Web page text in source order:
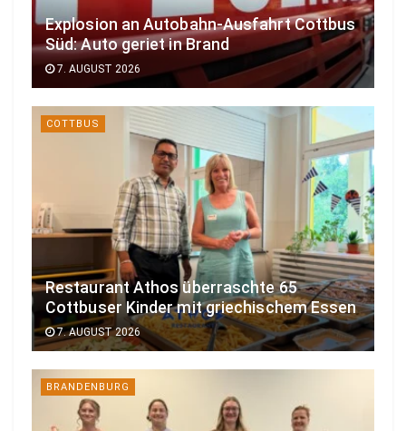
Explosion an Autobahn-Ausfahrt Cottbus
Süd: Auto geriet in Brand
7. AUGUST 2026
COTTBUS
Restaurant Athos überraschte 65
Cottbuser Kinder mit griechischem Essen
7. AUGUST 2026
BRANDENBURG